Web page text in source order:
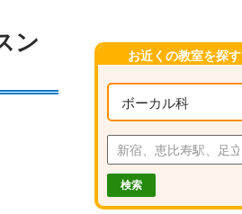
ン
お近くの教室を探す